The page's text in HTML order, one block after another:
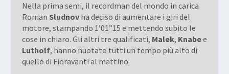
Nella prima semi, il recordman del mondo in carica
Roman Sludnovha deciso di aumentare i giri del
motore, stampando 1’01”15 e mettendo subito le
cose in chiaro. Gli altri tre qualificati, Malek, Knabee
Lutholf, hanno nuotato tutti un tempo più alto di
quello di Fioravanti al mattino.